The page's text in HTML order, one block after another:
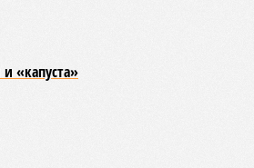
и «капуста»